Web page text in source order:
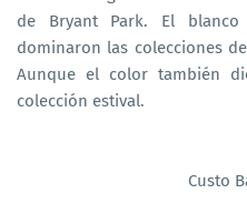
de Bryant Park. El
dominaron las colecciones
Aunque el color también
colección estival.
Custo